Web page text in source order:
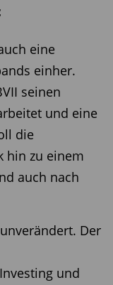
eine
einher.
seinen
und eine
die
hin zu einem
auch nach
Der
und